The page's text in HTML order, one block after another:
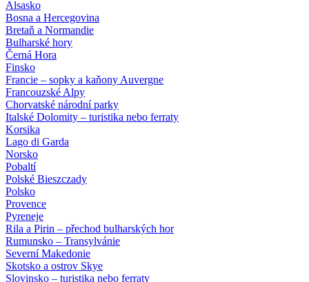
Alsasko
Bosna a Hercegovina
Bretaň a Normandie
Bulharské hory
Černá Hora
Finsko
Francie – sopky a kaňony Auvergne
Francouzské Alpy
Chorvatské národní parky
Italské Dolomity – turistika nebo ferraty
Korsika
Lago di Garda
Norsko
Pobaltí
Polské Bieszczady
Polsko
Provence
Pyreneje
Rila a Pirin – přechod bulharských hor
Rumunsko – Transylvánie
Severní Makedonie
Skotsko a ostrov Skye
Slovinsko – turistika nebo ferraty